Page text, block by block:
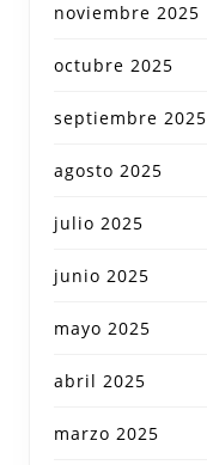
noviembre 2025
octubre 2025
septiembre 2025
agosto 2025
julio 2025
junio 2025
mayo 2025
abril 2025
marzo 2025